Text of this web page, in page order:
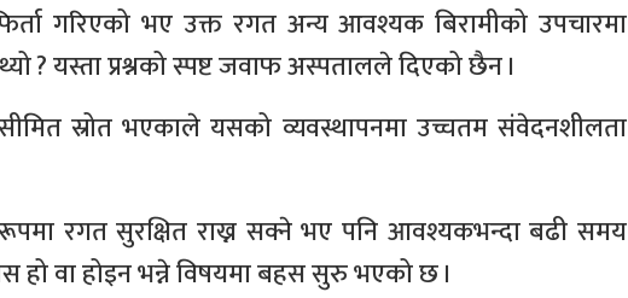
गरिएको भए उक्त रगत अन्य आवश्यक बिरामीको उपचारमा
? यस्ता प्रश्नको स्पष्ट जवाफ अस्पतालले दिएको छैन ।
स्रोत भएकाले यसको व्यवस्थापनमा उच्चतम संवेदनशीलता
रूपमा रगत सुरक्षित राख्न सक्ने भए पनि आवश्यकभन्दा बढी समय
वा होइन भन्ने विषयमा बहस सुरु भएको छ ।